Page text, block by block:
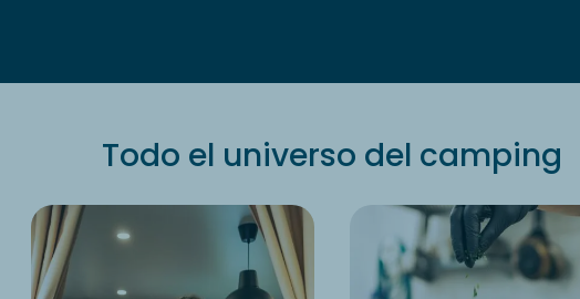
Todo el universo del camping